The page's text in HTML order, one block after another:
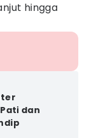
hingga
dan